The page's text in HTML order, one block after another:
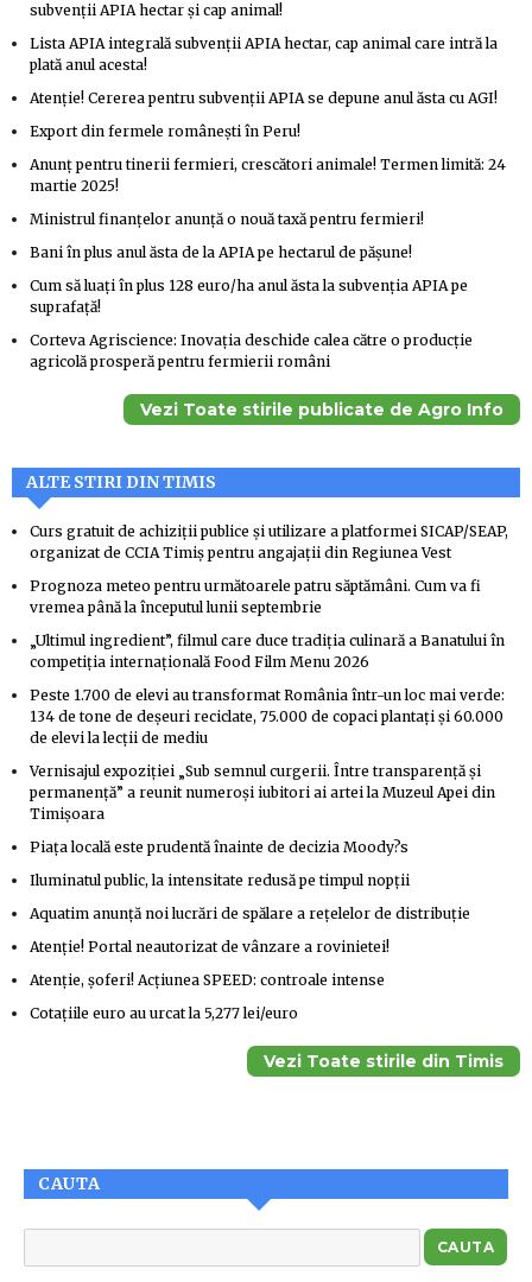
subvenții APIA hectar și cap animal!
Lista APIA integrală subvenții APIA hectar, cap animal care intră la
plată anul acesta!
Atenție! Cererea pentru subvenții APIA se depune anul ăsta cu AGI!
Export din fermele românești în Peru!
Anunț pentru tinerii fermieri, crescători animale! Termen limită: 24
martie 2025!
Ministrul finanțelor anunță o nouă taxă pentru fermieri!
Bani în plus anul ăsta de la APIA pe hectarul de pășune!
Cum să luați în plus 128 euro/ha anul ăsta la subvenția APIA pe
suprafață!
Corteva Agriscience: Inovația deschide calea către o producție
agricolă prosperă pentru fermierii români
Vezi Toate stirile publicate de Agro Info
ALTE STIRI DIN TIMIS
Curs gratuit de achiziții publice și utilizare a platformei SICAP/SEAP,
organizat de CCIA Timiș pentru angajații din Regiunea Vest
Prognoza meteo pentru următoarele patru săptămâni. Cum va fi
vremea până la începutul lunii septembrie
„Ultimul ingredient”, filmul care duce tradiția culinară a Banatului în
competiția internațională Food Film Menu 2026
Peste 1.700 de elevi au transformat România într-un loc mai verde:
134 de tone de deșeuri reciclate, 75.000 de copaci plantați și 60.000
de elevi la lecții de mediu
Vernisajul expoziției „Sub semnul curgerii. Între transparență și
permanență” a reunit numeroși iubitori ai artei la Muzeul Apei din
Timișoara
Piața locală este prudentă înainte de decizia Moody?s
Iluminatul public, la intensitate redusă pe timpul nopții
Aquatim anunță noi lucrări de spălare a rețelelor de distribuție
Atenție! Portal neautorizat de vânzare a rovinietei!
Atenție, șoferi! Acțiunea SPEED: controale intense
Cotațiile euro au urcat la 5,277 lei/euro
Vezi Toate stirile din Timis
CAUTA